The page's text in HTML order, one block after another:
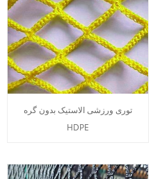
توری ورزشی الاستیک بدون گره
HDPE